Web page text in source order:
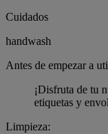
Cuidados
handwash
Antes de empezar a
¡Disfruta de tu
etiquetas y
Limpieza: